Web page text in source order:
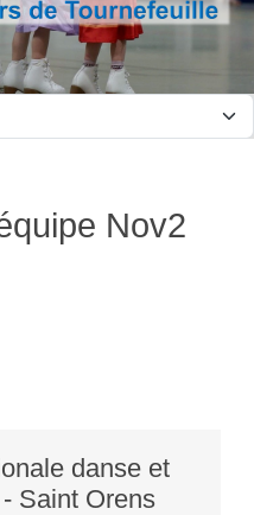
Nov2
danse et
Saint Orens